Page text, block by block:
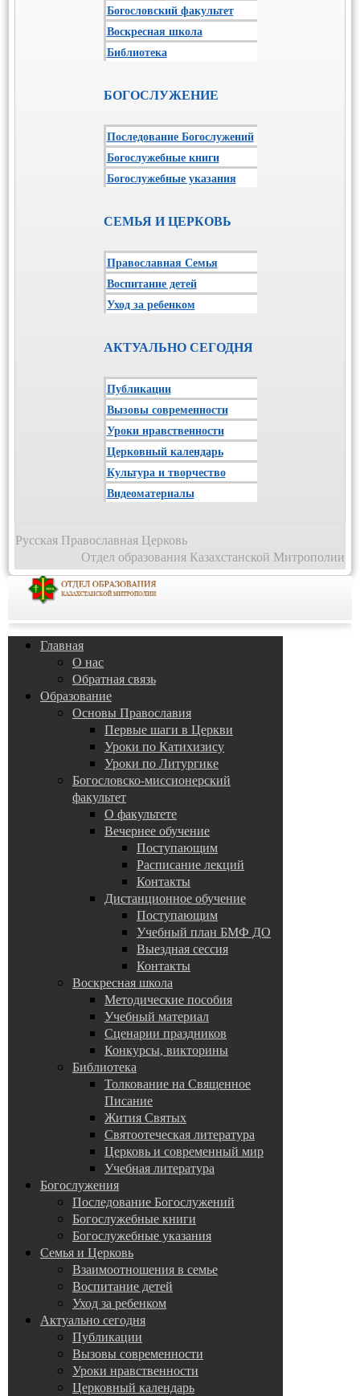
Богословский факультет
Воскресная школа
Библиотека
БОГОСЛУЖЕНИЕ
Последование Богослужений
Богослужебные книги
Богослужебные указания
СЕМЬЯ И ЦЕРКОВЬ
Православная Семья
Воспитание детей
Уход за ребенком
АКТУАЛЬНО СЕГОДНЯ
Публикации
Вызовы современности
Уроки нравственности
Церковный календарь
Культура и творчество
Видеоматериалы
Русская Православная Церковь
Отдел образования Казахстанской Митрополии
Главная
О нас
Обратная связь
Образование
Основы Православия
Первые шаги в Церкви
Уроки по Катихизису
Уроки по Литургике
Богословско-миссионерский
факультет
О факультете
Вечернее обучение
Поступающим
Расписание лекций
Контакты
Дистанционное обучение
Поступающим
Учебный план БМФ ДО
Выездная сессия
Контакты
Воскресная школа
Методические пособия
Учебный материал
Сценарии праздников
Конкурсы, викторины
Библиотека
Толкование на Священное
Писание
Жития Святых
Святоотеческая литература
Церковь и современный мир
Учебная литература
Богослужения
Последование Богослужений
Богослужебные книги
Богослужебные указания
Семья и Церковь
Взаимоотношения в семье
Воспитание детей
Уход за ребенком
Актуально сегодня
Публикации
Вызовы современности
Уроки нравственности
Церковный календарь